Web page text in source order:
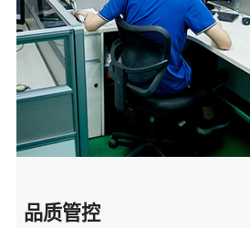
品质管控